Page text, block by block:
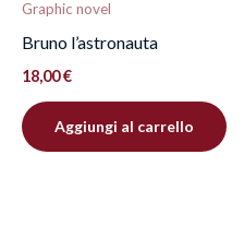
corso d’acqua”
effettuare
recensione.
Graphic novel
Bruno l’astronauta
18,00€
Aggiungi al carrello